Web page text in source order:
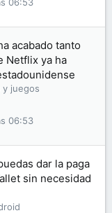
acabado tanto
Netflix ya ha
y juegos
06:53
dar la paga
sin necesidad